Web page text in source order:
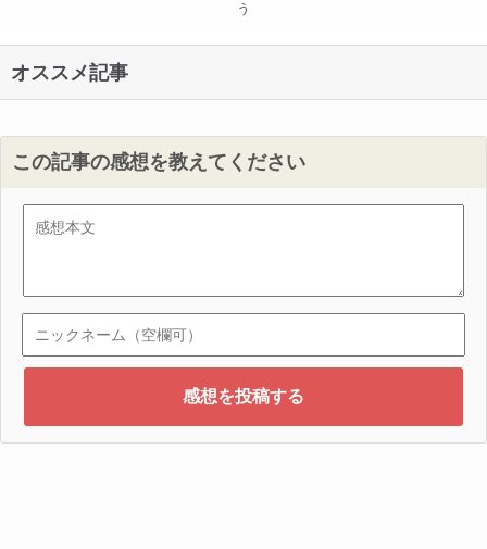
う
オススメ記事
この記事の感想を教えてください